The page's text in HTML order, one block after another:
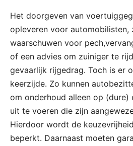
Het doorgeven van
opleveren voor automobilisten,
waarschuwen voor
of een advies om zuiniger te
gevaarlijk rijgedrag. Toch is er
keerzijde. Zo kunnen
om onderhoud alleen op (dure)
uit te voeren die zijn
Hierdoor wordt de
beperkt. Daarnaast moeten